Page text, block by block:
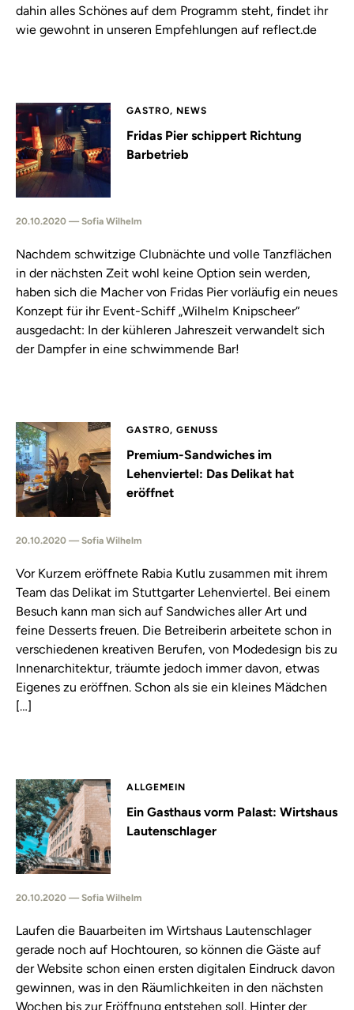
dahin alles Schönes auf dem Programm steht, findet ihr
wie gewohnt in unseren Empfehlungen auf reflect.de
GASTRO, NEWS
Fridas Pier schippert Richtung
Barbetrieb
20.10.2020 — Sofia Wilhelm
Nachdem schwitzige Clubnächte und volle Tanzflächen
in der nächsten Zeit wohl keine Option sein werden,
haben sich die Macher von Fridas Pier vorläufig ein neues
Konzept für ihr Event-Schiff „Wilhelm Knipscheer“
ausgedacht: In der kühleren Jahreszeit verwandelt sich
der Dampfer in eine schwimmende Bar!
GASTRO, GENUSS
Premium-Sandwiches im
Lehenviertel: Das Delikat hat
eröffnet
20.10.2020 — Sofia Wilhelm
Vor Kurzem eröffnete Rabia Kutlu zusammen mit ihrem
Team das Delikat im Stuttgarter Lehenviertel. Bei einem
Besuch kann man sich auf Sandwiches aller Art und
feine Desserts freuen. Die Betreiberin arbeitete schon in
verschiedenen kreativen Berufen, von Modedesign bis zu
Innenarchitektur, träumte jedoch immer davon, etwas
Eigenes zu eröffnen. Schon als sie ein kleines Mädchen
[…]
ALLGEMEIN
Ein Gasthaus vorm Palast: Wirtshaus
Lautenschlager
20.10.2020 — Sofia Wilhelm
Laufen die Bauarbeiten im Wirtshaus Lautenschlager
gerade noch auf Hochtouren, so können die Gäste auf
der Website schon einen ersten digitalen Eindruck davon
gewinnen, was in den Räumlichkeiten in den nächsten
Wochen bis zur Eröffnung entstehen soll. Hinter der